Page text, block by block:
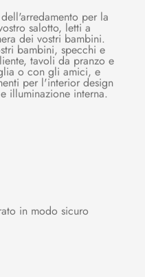
per la
salotto, letti a
dei vostri bambini.
bambini, specchi e
tavoli da pranzo e
o con gli amici, e
per l'interior design
illuminazione interna.
in modo sicuro